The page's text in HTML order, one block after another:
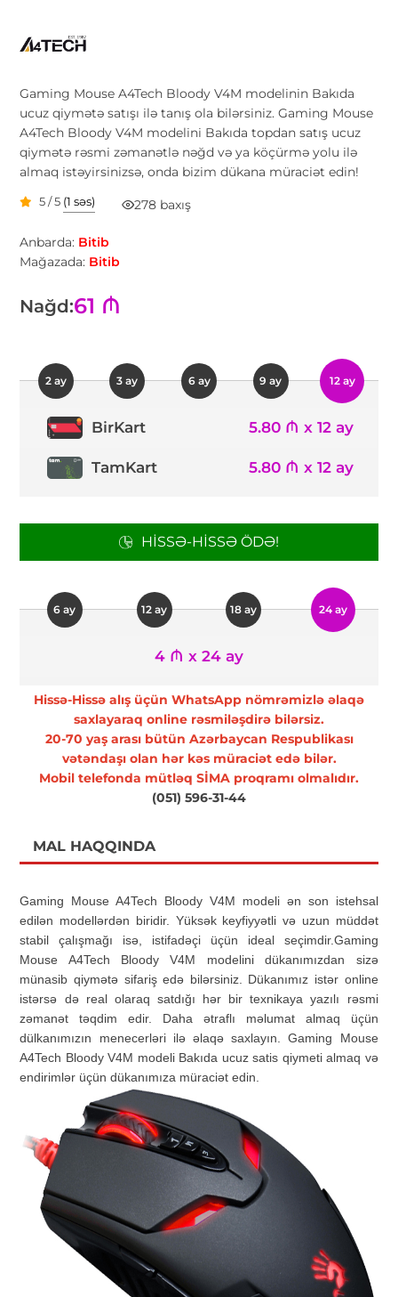
Gaming Mouse A4Tech Bloody V4M modelinin Bakıda
ucuz qiymətə satışı ilə tanış ola bilərsiniz. Gaming Mouse
A4Tech Bloody V4M modelini Bakıda topdan satış ucuz
qiymətə rəsmi zəmanətlə nəğd və ya köçürmə yolu ilə
almaq istəyirsinizsə, onda bizim dükana müraciət edin!
5 / 5 (1 səs) 278 baxış
Anbarda: Bitib
Mağazada: Bitib
Nağd:61 ₼
2 ay 3 ay 6 ay 9 ay 12 ay
BirKart 5.80 ₼ x 12 ay
TamKart 5.80 ₼ x 12 ay
HISSƏ-HISSƏ ÖDƏ!
6 ay 12 ay 18 ay 24 ay
4 ₼ x 24 ay
Hissə-Hissə alış üçün WhatsApp nömrəmizlə əlaqə
saxlayaraq online rəsmiləşdirə bilərsiz.
20-70 yaş arası bütün Azərbaycan Respublikası
vətəndaşı olan hər kəs müraciət edə bilər.
Mobil telefonda mütləq SİMA proqramı olmalıdır.
(051) 596-31-44
MAL HAQQINDA
Gaming Mouse A4Tech Bloody V4M modeli ən son istehsal
edilən modellərdən biridir. Yüksək keyfiyyətli və uzun müddət
stabil çalışmağı isə, istifadəçi üçün ideal seçimdir.Gaming
Mouse A4Tech Bloody V4M modelini dükanımızdan sizə
münasib qiymətə sifariş edə bilərsiniz. Dükanımız istər online
istərsə də real olaraq satdığı hər bir texnikaya yazılı rəsmi
zəmanət təqdim edir. Daha ətraflı məlumat almaq üçün
dülkanımızın menecerləri ilə əlaqə saxlayın. Gaming Mouse
A4Tech Bloody V4M modeli Bakıda ucuz satis qiymeti almaq və
endirimlər üçün dükanımıza müraciət edin.